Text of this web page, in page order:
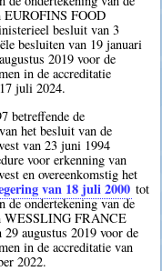
EUROFINS FOOD
besluit van 3
besluiten van 19 januari
2019 voor de
in de accreditatie
juli 2024.
betreffende de
het besluit van de
van 23 juni 1994
voor erkenning van
en overeenkomstig het
van 18 juli 2000 tot
de ondertekening van de
WESSLING FRANCE
augustus 2019 voor de
in de accreditatie van
2022.